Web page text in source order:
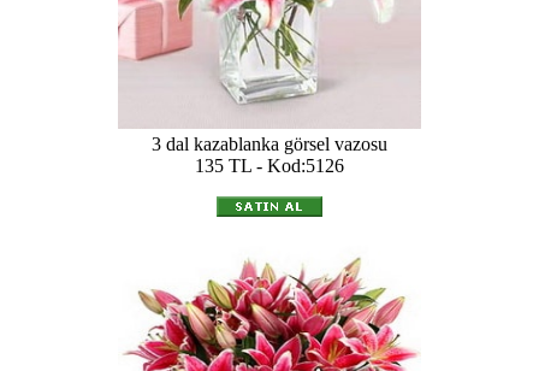
3 dal kazablanka görsel vazosu
135 TL - Kod:5126